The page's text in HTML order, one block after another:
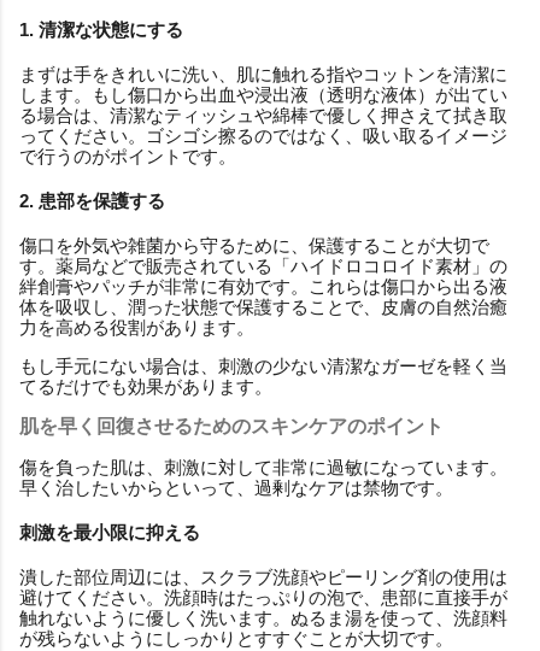
1. 清潔な状態にする
まずは手をきれいに洗い、肌に触れる指やコットンを清潔に
します。もし傷口から出血や浸出液（透明な液体）が出てい
る場合は、清潔なティッシュや綿棒で優しく押さえて拭き取
ってください。ゴシゴシ擦るのではなく、吸い取るイメージ
で行うのがポイントです。
2. 患部を保護する
傷口を外気や雑菌から守るために、保護することが大切で
す。薬局などで販売されている「ハイドロコロイド素材」の
絆創膏やパッチが非常に有効です。これらは傷口から出る液
体を吸収し、潤った状態で保護することで、皮膚の自然治癒
力を高める役割があります。
もし手元にない場合は、刺激の少ない清潔なガーゼを軽く当
てるだけでも効果があります。
肌を早く回復させるためのスキンケアのポイント
傷を負った肌は、刺激に対して非常に過敏になっています。
早く治したいからといって、過剰なケアは禁物です。
刺激を最小限に抑える
潰した部位周辺には、スクラブ洗顔やピーリング剤の使用は
避けてください。洗顔時はたっぷりの泡で、患部に直接手が
触れないように優しく洗います。ぬるま湯を使って、洗顔料
が残らないようにしっかりとすすぐことが大切です。